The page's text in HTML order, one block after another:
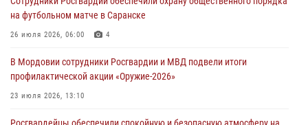
В Саранске сотрудники Росгвардии задержали гражданина за
нанесение побоев
03 августа 2026, 08:58
на футбольном матче в Саранске
26 июля 2026, 06:00 4
В Мордовии сотрудники Росгвардии и МВД подвели итоги
профилактической акции «Оружие‑2026»
23 июля 2026, 13:10
Росгвардейцы обеспечили спокойную и безопасную атмосферу на